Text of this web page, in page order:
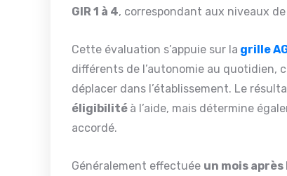
GIR 1 à 4, correspondant aux niveaux
Cette évaluation s’appuie sur la grille
différents de l’autonomie au quotidien,
déplacer dans l’établissement. Le
éligibilité à l’aide, mais détermine
accordé.
Généralement effectuée un mois après